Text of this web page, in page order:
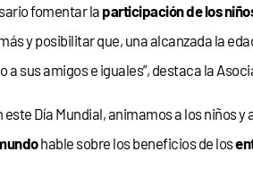
fomentar laparticipación de los
y posibilitar que, una alcanzada la
a sus amigos e iguales”, destaca la
este Día Mundial, animamos a los niños
hable sobre los beneficios de los